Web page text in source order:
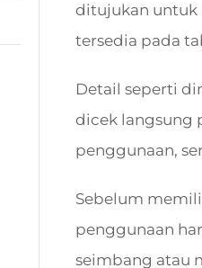
ditujukan untuk
tersedia pada
Detail seperti
dicek langsung
penggunaan,
Sebelum
penggunaan
seimbang atau